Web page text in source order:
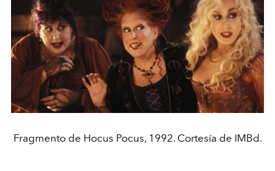
Fragmento de Hocus Pocus, 1992. Cortesía de IMBd.